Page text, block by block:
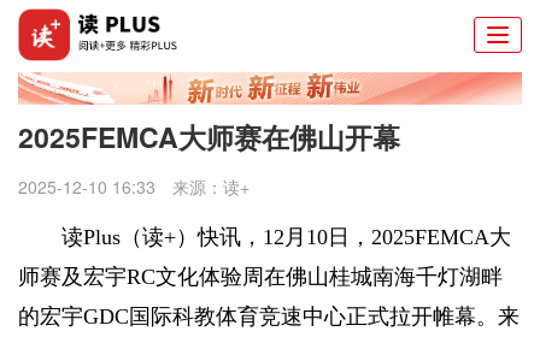
2025FEMCA大师赛在佛山开幕
2025-12-10 16:33 来源： 读+
读Plus（读+）快讯， 12月10日，2025FEMCA大
师赛及宏宇RC文化体验周在佛山桂城南海千灯湖畔
的宏宇GDC国际科教体育竞速中心正式拉开帷幕。来